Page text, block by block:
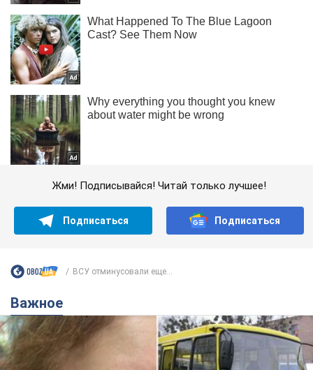
Жми! Подписывайся! Читай только лучшее!
Подписаться Подписаться
ВСУ отминусовали еще...
Важное